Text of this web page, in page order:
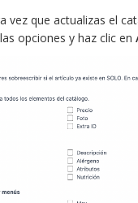
vez que actualizas el
opciones y haz clic en